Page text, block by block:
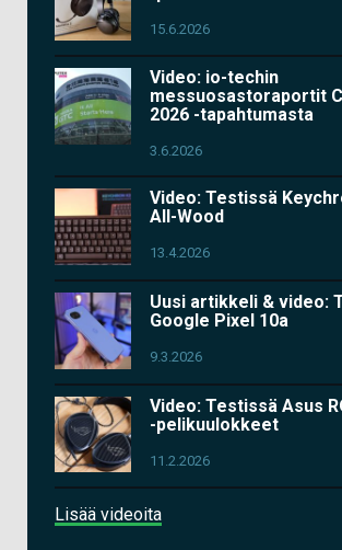
15.6.2026
Video: io-techin
messuosastoraportit
2026 -tapahtumasta
3.6.2026
Video: Testissä
All-Wood
13.4.2026
Uusi artikkeli & video:
Google Pixel 10a
9.3.2026
Video: Testissä Asus
-pelikuulokkeet
11.2.2026
Lisää videoita